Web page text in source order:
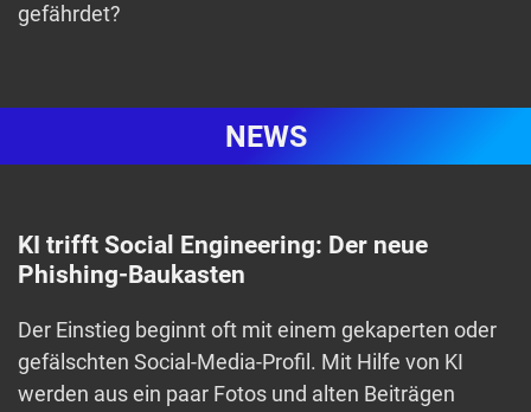
gefährdet?
NEWS
KI trifft Social Engineering: Der neue
Phishing-Baukasten
Der Einstieg beginnt oft mit einem gekaperten oder
gefälschten Social-Media-Profil. Mit Hilfe von KI
werden aus ein paar Fotos und alten Beiträgen